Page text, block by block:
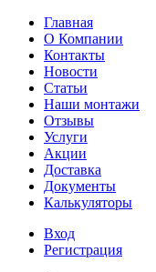
Главная
О Компании
Контакты
Новости
Статьи
Наши монтажи
Отзывы
Услуги
Акции
Доставка
Документы
Калькуляторы
Вход
Регистрация